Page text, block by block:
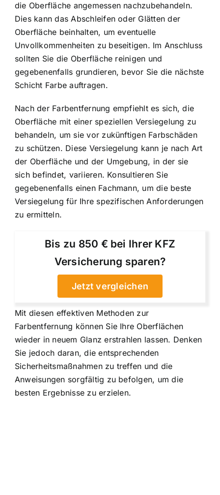
die Oberfläche angemessen nachzubehandeln.
Dies kann das Abschleifen oder Glätten der
Oberfläche beinhalten, um eventuelle
Unvollkommenheiten zu beseitigen. Im Anschluss
sollten Sie die Oberfläche reinigen und
gegebenenfalls grundieren, bevor Sie die nächste
Schicht Farbe auftragen.
Nach der Farbentfernung empfiehlt es sich, die
Oberfläche mit einer speziellen Versiegelung zu
behandeln, um sie vor zukünftigen Farbschäden
zu schützen. Diese Versiegelung kann je nach Art
der Oberfläche und der Umgebung, in der sie
sich befindet, variieren. Konsultieren Sie
gegebenenfalls einen Fachmann, um die beste
Versiegelung für Ihre spezifischen Anforderungen
zu ermitteln.
Bis zu 850 € bei Ihrer KFZ
Versicherung sparen?
Jetzt vergleichen
Mit diesen effektiven Methoden zur
Farbentfernung können Sie Ihre Oberflächen
wieder in neuem Glanz erstrahlen lassen. Denken
Sie jedoch daran, die entsprechenden
Sicherheitsmaßnahmen zu treffen und die
Anweisungen sorgfältig zu befolgen, um die
besten Ergebnisse zu erzielen.